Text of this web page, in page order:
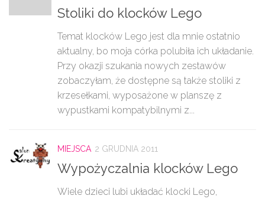
Stoliki do klocków Lego
Temat klocków Lego jest dla mnie ostatnio
aktualny, bo moja córka polubiła ich układanie.
Przy okazji szukania nowych zestawów
zobaczyłam, że dostępne są także stoliki z
krzesełkami, wyposażone w planszę z
wypustkami kompatybilnymi z...
MIEJSCA 2 GRUDNIA 2011
Wypożyczalnia klocków Lego
Wiele dzieci lubi układać klocki Lego,